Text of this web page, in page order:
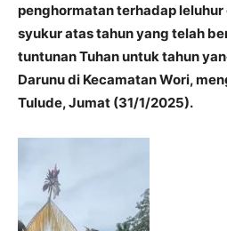
penghormatan terhadap leluhur
syukur atas tahun yang telah
tuntunan Tuhan untuk tahun
Darunu di Kecamatan Wori,
Tulude, Jumat (31/1/2025).